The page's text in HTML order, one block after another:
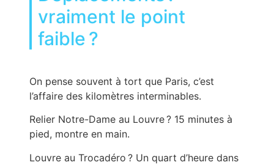
vraiment le point
faible ?
On pense souvent à tort que Paris, c’est
l’affaire des kilomètres interminables.
Relier Notre-Dame au Louvre ? 15 minutes à
pied, montre en main.
Louvre au Trocadéro ? Un quart d’heure dans